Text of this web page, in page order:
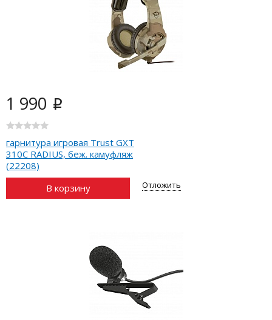
1 990 i
гарнитура игровая Trust GXT
310C RADIUS, беж. камуфляж
(22208)
В корзину
Отложить